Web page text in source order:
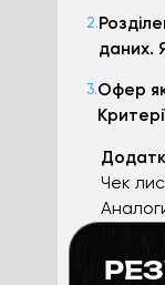
2.
даних.
3.Офер
Чек